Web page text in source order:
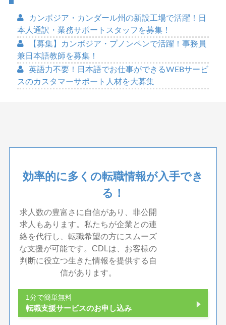
カンボジア・カンダール州の新設工場で活躍！日
本人通訳・業務サポートスタッフを募集！
【募集】カンボジア・プノンペンで活躍！事務員
兼日本語教師を募集！
英語力不要！日本語でお仕事ができるWEBサービ
スのカスタマーサポート人材を大募集
効率的に多くの転職情報が入手でき
る！
求人数の豊富さに自信があり、非公開
求人もあります。私たちが企業との連
絡を代行し、転職希望の方にスムーズ
な支援が可能です。CDLは、お客様の
判断に役立つ生きた情報を提供する自
信があります。
1分で簡単無料
転職支援サービスのお申し込み